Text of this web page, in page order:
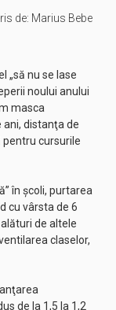
de: Marius Bebe
„să nu se lase
noului anului
masca
ani, distanţa de
cursurile
în şcoli, purtarea
cu vârsta de 6
de altele
claselor,
de la 1,5 la 1,2